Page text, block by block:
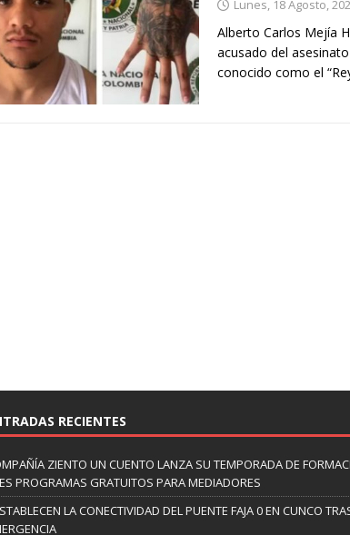
Lunes, 18 Agosto,
Alberto Carlos Mejía
acusado del
conocido como el
RECIENTES
ZIENTO UN CUENTO LANZA SU TEMPORADA DE
PROGRAMAS GRATUITOS PARA MEDIADORES
LA CONECTIVIDAD DEL PUENTE FAJA 0 EN CUNCO